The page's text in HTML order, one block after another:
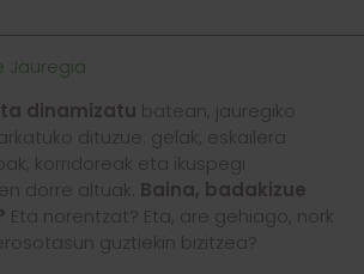
Jauregia
dinamizatu batean, jauregiko
dituzue: gelak, eskailera
korridoreak eta ikuspegi
dorre altuak. Baina, badakizue
Eta norentzat? Eta, are gehiago, nork
guztiekin bizitzea?